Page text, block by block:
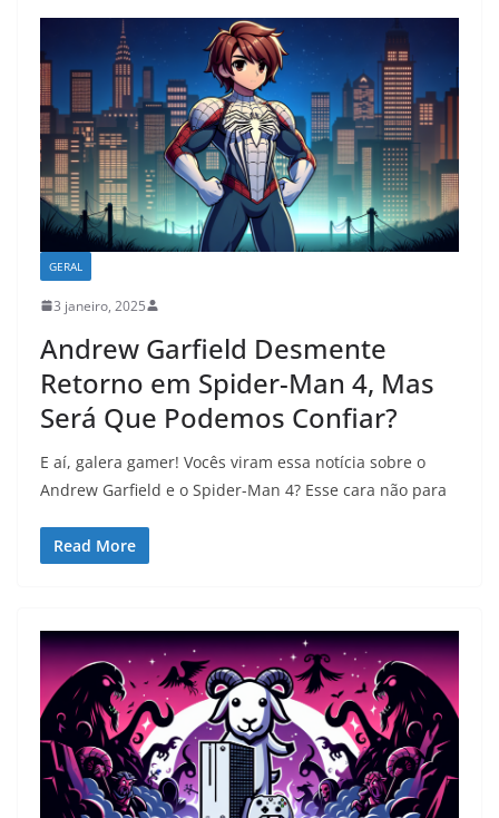
GERAL
3 janeiro, 2025
Andrew Garfield Desmente
Retorno em Spider-Man 4, Mas
Será Que Podemos Confiar?
E aí, galera gamer! Vocês viram essa notícia sobre o
Andrew Garfield e o Spider-Man 4? Esse cara não para
Read More